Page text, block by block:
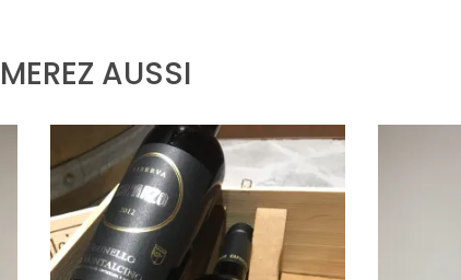
AUSSI